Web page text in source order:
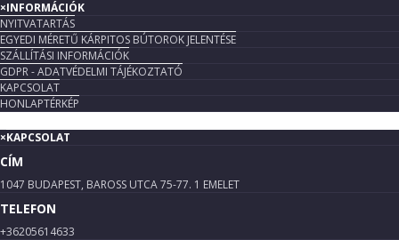
×INFORMÁCIÓK
NYITVATARTÁS
EGYEDI MÉRETŰ KÁRPITOS BÚTOROK JELENTÉSE
SZÁLLÍTÁSI INFORMÁCIÓK
GDPR - ADATVÉDELMI TÁJÉKOZTATÓ
KAPCSOLAT
HONLAPTÉRKÉP
×KAPCSOLAT
CÍM
1047 BUDAPEST, BAROSS UTCA 75-77. 1 EMELET
TELEFON
+36205614633